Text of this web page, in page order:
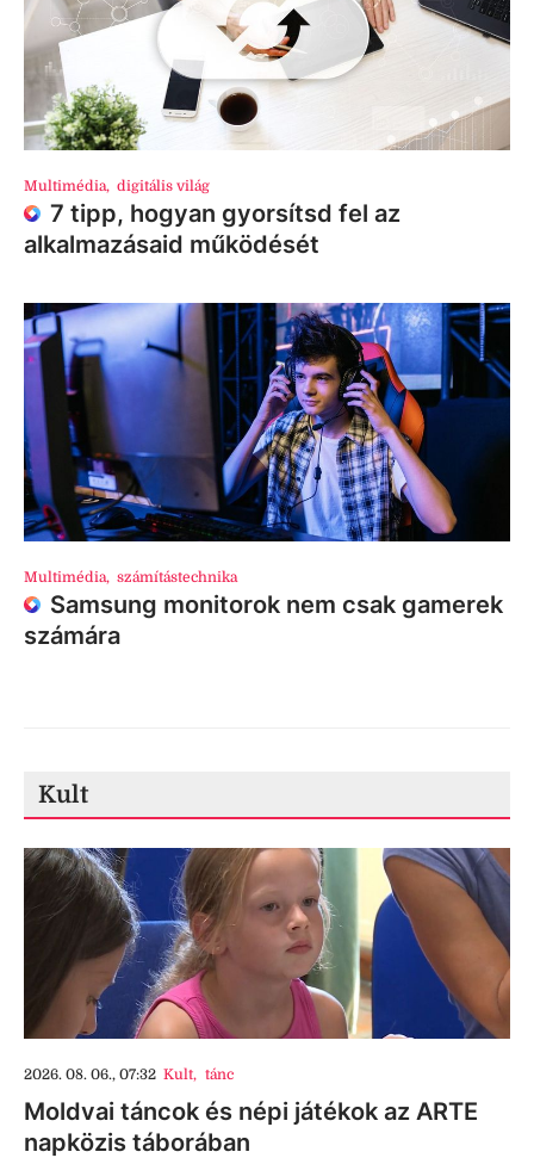
Multimédia, digitális világ
7 tipp, hogyan gyorsítsd fel az
alkalmazásaid működését
Multimédia, számítástechnika
Samsung monitorok nem csak gamerek
számára
Kult
2026. 08. 06., 07:32 Kult, tánc
Moldvai táncok és népi játékok az ARTE
napközis táborában